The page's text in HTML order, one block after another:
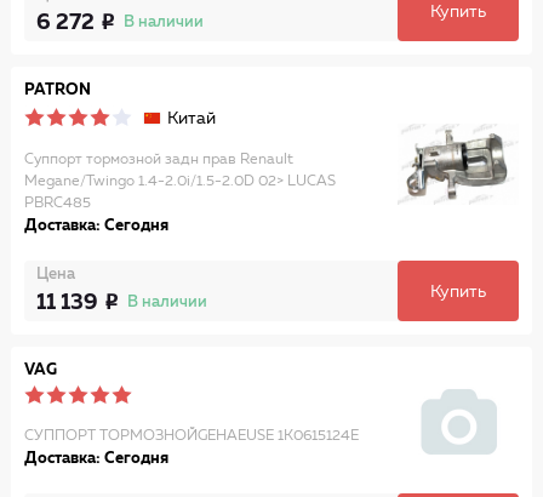
6 272 В наличии
Купить
PATRON
Китай
Суппорт тормозной задн прав Renault
Megane/Twingo 1.4-2.0i/1.5-2.0D 02> LUCAS
PBRC485
Доставка: Сегодня
Цена
11 139 В наличии
Купить
VAG
СУППОРТ ТОРМОЗНОЙGEHAEUSE 1K0615124E
Доставка: Сегодня